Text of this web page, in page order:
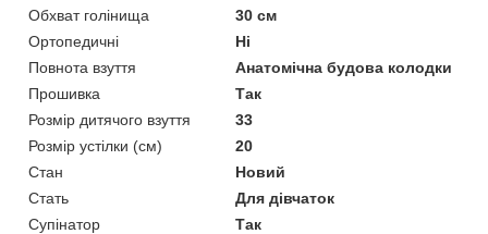
Обхват голінища
30 см
Ортопедичні
Ні
Повнота взуття
Анатомічна будова колодки
Прошивка
Так
Розмір дитячого взуття
33
Розмір устілки (см)
20
Стан
Новий
Стать
Для дівчаток
Супінатор
Так